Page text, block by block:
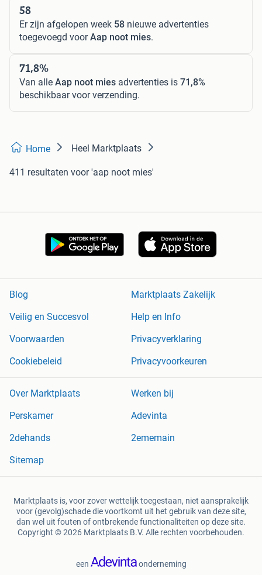
58
Er zijn afgelopen week 58 nieuwe advertenties
toegevoegd voorAap noot mies.
71,8%
Van alle Aap noot mies advertenties is 71,8%
beschikbaar voor verzending.
Home Heel Marktplaats
411 resultaten voor 'aap noot mies'
Blog
Marktplaats Zakelijk
Veilig en Succesvol
Help en Info
Voorwaarden
Privacyverklaring
Cookiebeleid
Privacyvoorkeuren
Over Marktplaats
Werken bij
Perskamer
Adevinta
2dehands
2ememain
Sitemap
Marktplaats is, voor zover wettelijk toegestaan, niet aansprakelijk
voor (gevolg)schade die voortkomt uit het gebruik van deze site,
dan wel uit fouten of ontbrekende functionaliteiten op deze site.
Copyright © 2026 Marktplaats B.V. Alle rechten voorbehouden.
een onderneming